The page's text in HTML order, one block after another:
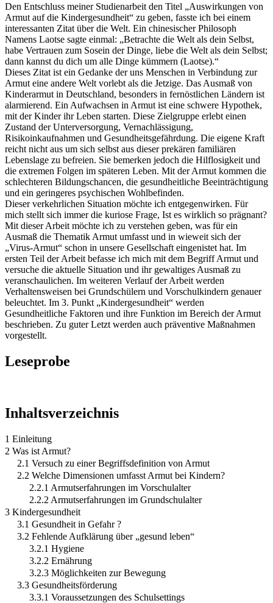
Den Entschluss meiner Studienarbeit den Titel „Auswirkungen von
Armut auf die Kindergesundheit“ zu geben, fasste ich bei einem
interessanten Zitat über die Welt. Ein chinesischer Philosoph
Namens Laotse sagte einmal: „Betrachte die Welt als dein Selbst,
habe Vertrauen zum Sosein der Dinge, liebe die Welt als dein Selbst;
dann kannst du dich um alle Dinge kümmern (Laotse).“
Dieses Zitat ist ein Gedanke der uns Menschen in Verbindung zur
Armut eine andere Welt vorlebt als die Jetzige. Das Ausmaß von
Kinderarmut in Deutschland, besonders in fernöstlichen Ländern ist
alarmierend. Ein Aufwachsen in Armut ist eine schwere Hypothek,
mit der Kinder ihr Leben starten. Diese Zielgruppe erlebt einen
Zustand der Unterversorgung, Vernachlässigung,
Risikoinkaufnahmen und Gesundheitsgefährdung. Die eigene Kraft
reicht nicht aus um sich selbst aus dieser prekären familiären
Lebenslage zu befreien. Sie bemerken jedoch die Hilflosigkeit und
die extremen Folgen im späteren Leben. Mit der Armut kommen die
schlechteren Bildungschancen, die gesundheitliche Beeinträchtigung
und ein geringeres psychischen Wohlbefinden.
Dieser verkehrlichen Situation möchte ich entgegenwirken. Für
mich stellt sich immer die kuriose Frage, Ist es wirklich so prägnant?
Mit dieser Arbeit möchte ich zu verstehen geben, was für ein
Ausmaß die Thematik Armut umfasst und in wieweit sich der
„Virus-Armut“ schon in unsere Gesellschaft eingenistet hat. Im
ersten Teil der Arbeit befasse ich mich mit dem Begriff Armut und
versuche die aktuelle Situation und ihr gewaltiges Ausmaß zu
veranschaulichen. Im weiteren Verlauf der Arbeit werden
Verhaltensweisen bei Grundschülern und Vorschulkindern genauer
beleuchtet. Im 3. Punkt „Kindergesundheit“ werden
Gesundheitliche Faktoren und ihre Funktion im Bereich der Armut
beschrieben. Zu guter Letzt werden auch präventive Maßnahmen
vorgestellt.
Leseprobe
Inhaltsverzeichnis
1 Einleitung
2 Was ist Armut?
2.1 Versuch zu einer Begriffsdefinition von Armut
2.2 Welche Dimensionen umfasst Armut bei Kindern?
2.2.1 Armutserfahrungen im Vorschulalter
2.2.2 Armutserfahrungen im Grundschulalter
3 Kindergesundheit
3.1 Gesundheit in Gefahr ?
3.2 Fehlende Aufklärung über „gesund leben“
3.2.1 Hygiene
3.2.2 Ernährung
3.2.3 Möglichkeiten zur Bewegung
3.3 Gesundheitsförderung
3.3.1 Voraussetzungen des Schulsettings